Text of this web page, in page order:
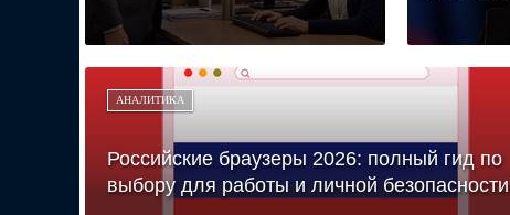
АНАЛИТИКА
Российские браузеры 2026: полный гид по
выбору для работы и личной безопасности